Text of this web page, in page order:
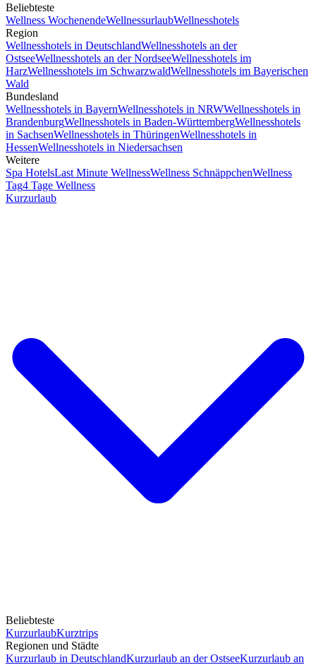
Beliebteste
Wellness WochenendeWellnessurlaubWellnesshotels
Region
Wellnesshotels in DeutschlandWellnesshotels an der
OstseeWellnesshotels an der NordseeWellnesshotels im
HarzWellnesshotels im SchwarzwaldWellnesshotels im Bayerischen
Wald
Bundesland
Wellnesshotels in BayernWellnesshotels in NRWWellnesshotels in
BrandenburgWellnesshotels in Baden-WürttembergWellnesshotels
in SachsenWellnesshotels in ThüringenWellnesshotels in
HessenWellnesshotels in Niedersachsen
Weitere
Spa HotelsLast Minute WellnessWellness SchnäppchenWellness
Tag4 Tage Wellness
Kurzurlaub
Beliebteste
KurzurlaubKurztrips
Regionen und Städte
Kurzurlaub in DeutschlandKurzurlaub an der OstseeKurzurlaub an